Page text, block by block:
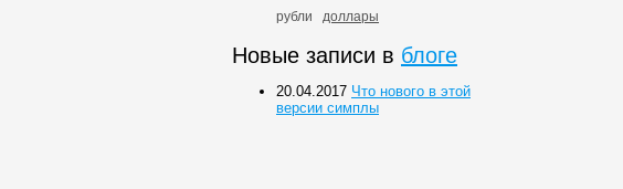
рубли доллары
Новые записи в блоге
20.04.2017 Что нового в этой
версии симплы